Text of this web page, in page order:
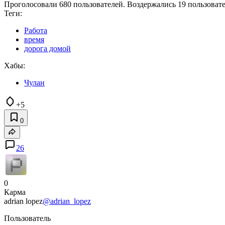
Проголосовали 680 пользователей. Воздержались 19
Теги:
Работа
время
дорога домой
Хабы:
Чулан
+5
0
26
0
Карма
adrian lopez@adrian_lopez
Пользователь